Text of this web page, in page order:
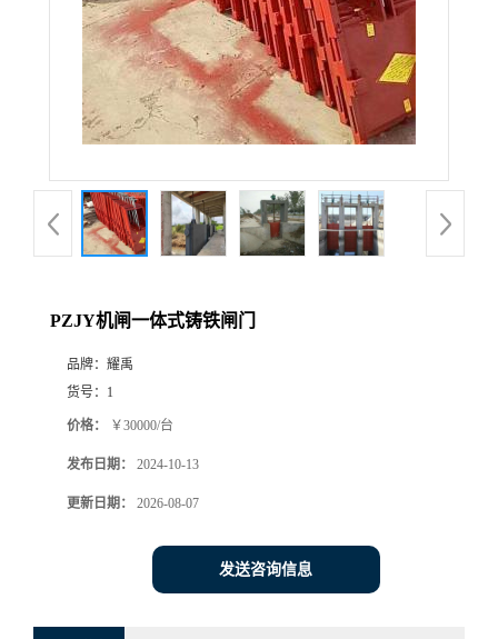
PZJY机闸一体式铸铁闸门
品牌： 耀禹
货号： 1
价格： ￥30000/台
发布日期： 2024-10-13
更新日期： 2026-08-07
发送咨询信息